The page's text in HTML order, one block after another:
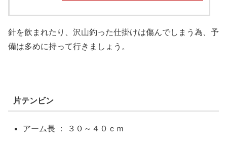
針を飲まれたり、沢山釣った仕掛けは傷んでしまう為、予
備は多めに持って行きましょう。
片テンビン
アーム長 ： ３０～４０ｃｍ